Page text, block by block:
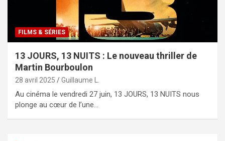
FILMS & SÉRIES
13 JOURS, 13 NUITS : Le nouveau thriller de
Martin Bourboulon
28 avril 2025 Guillaume L.
Au cinéma le vendredi 27 juin, 13 JOURS, 13 NUITS nous
plonge au cœur de l’une…